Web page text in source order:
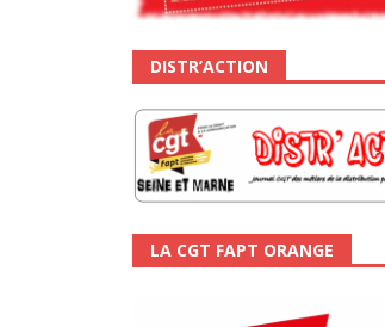
DISTR’ACTION
LA CGT FAPT ORANGE